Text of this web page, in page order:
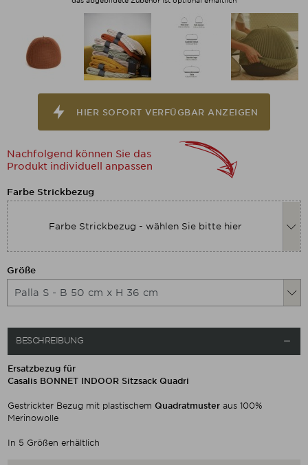
HIER SOFORT VERFÜGBAR ANZEIGEN
Nachfolgend können Sie das
Produkt individuell anpassen
Nachfolgend können Sie das
Farbe Strickbezug
Farbe Strickbezug - wählen Sie bitte hier
Nachfolgend können Sie das
Größe
BESCHREIBUNG 
Ersatzbezug für
Casalis BONNET INDOOR Sitzsack Quadri
Gestrickter Bezug mit plastischem Quadratmuster aus 100%
Merinowolle
In 5 Größen erhältlich